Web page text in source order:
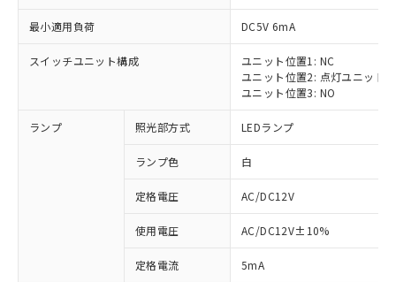
最小適用負荷 DC5V 6mA
スイッチユニット構成
ユニット位置1: NC
ユニット位置2: 点灯ユニット
ユニット位置3: NO
ランプ 照光部方式 LEDランプ
ランプ色 白
定格電圧 AC/DC12V
使用電圧 AC/DC12V±10%
定格電流 5mA